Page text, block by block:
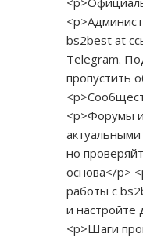
bs2best at
Telegram.
пропустить
<p>Форумы
но
основа</p>
работы с
и настройте
<p>Шаги